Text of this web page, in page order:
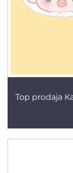
Top prodaja